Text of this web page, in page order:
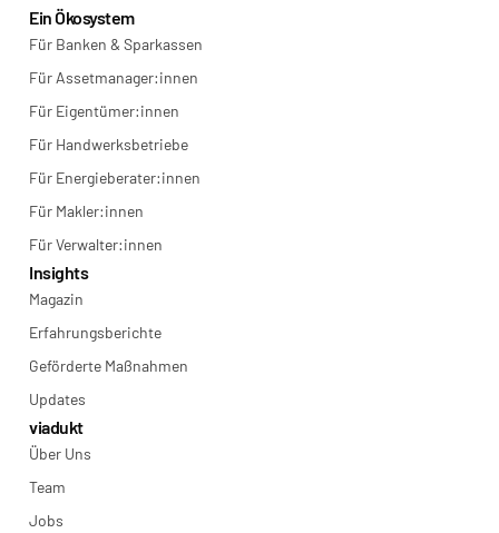
Ein Ökosystem
Für Banken & Sparkassen
Für Assetmanager:innen
Für Eigentümer:innen
Für Handwerksbetriebe
Für Energieberater:innen
Für Makler:innen
Für Verwalter:innen
Insights
Magazin
Erfahrungsberichte
Geförderte Maßnahmen
Updates
viadukt
Über Uns
Team
Jobs